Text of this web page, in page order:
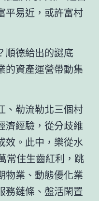
平易近，或許富村
順德給出的謎底
的資產運營帶動集
、勒流勒北三個村
濟經驗，從分歧維
效。此中，樂從水
常住生齒紅利，跳
物業、動態優化業
務鏈條、盤活閑置